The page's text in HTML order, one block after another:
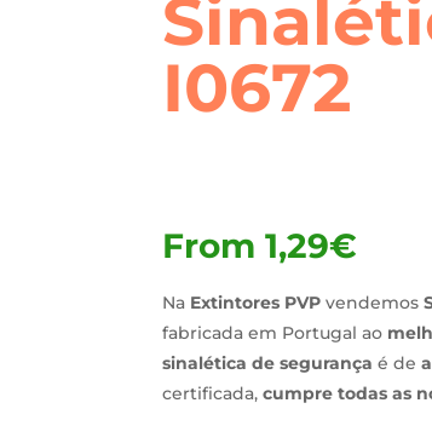
I0672
From 1,29€
Na Extintores PVP vendemos
fabricada em Portugal ao
sinalética de segurança é de
certificada,cumpre todas as